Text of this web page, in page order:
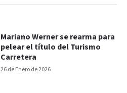
26 de Enero de 2026
Mariano Werner se rearma para
pelear el título del Turismo
Carretera